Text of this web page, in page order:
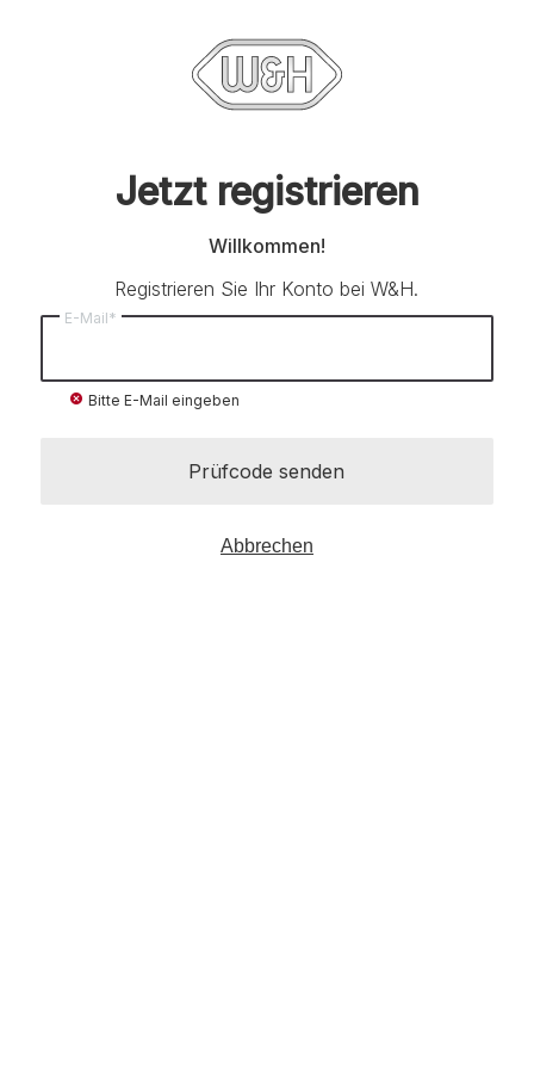
Jetzt registrieren
Willkommen!
Registrieren Sie Ihr Konto bei W&H.
E-Mail*
cancel Bitte E-Mail eingeben
Prüfcode senden
Abbrechen